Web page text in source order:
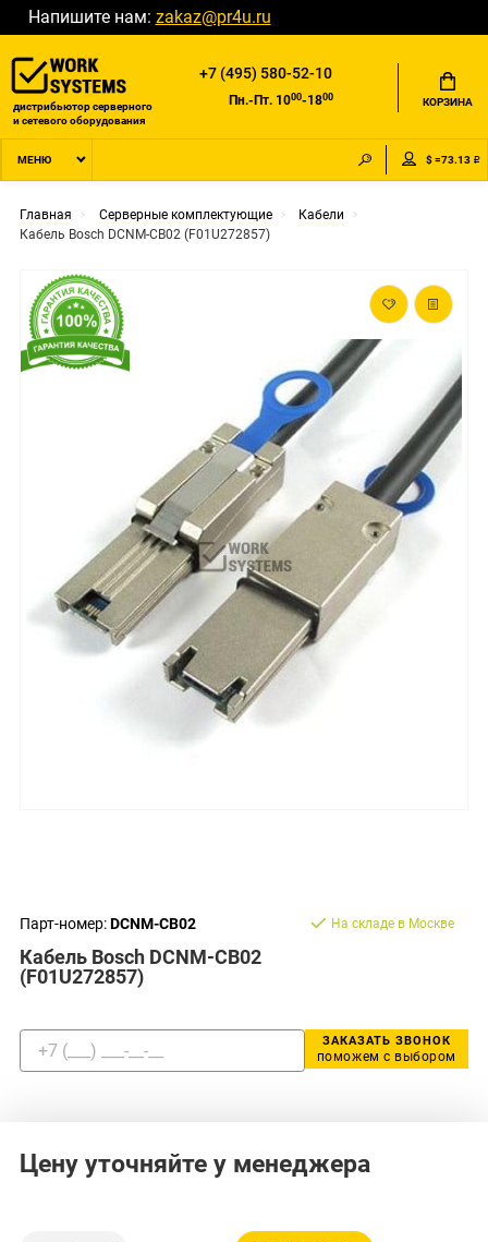
Напишите нам: zakaz@pr4u.ru
дистрибьютор серверного
и сетевого оборудования
+7 (495) 580-52-10
Пн.-Пт. 1000-1800 КОРЗИНА
МЕНЮ $ =73.13 ₽
Главная Серверные комплектующие
Кабели
Кабель Bosch DCNM-CB02 (F01U272857)
Парт-номер:DCNM-CB02
Кабель Bosch DCNM-CB02
(F01U272857)
На складе в Москве
ЗАКАЗАТЬ ЗВОНОК
поможем с выбором
Цену уточняйте у менеджера